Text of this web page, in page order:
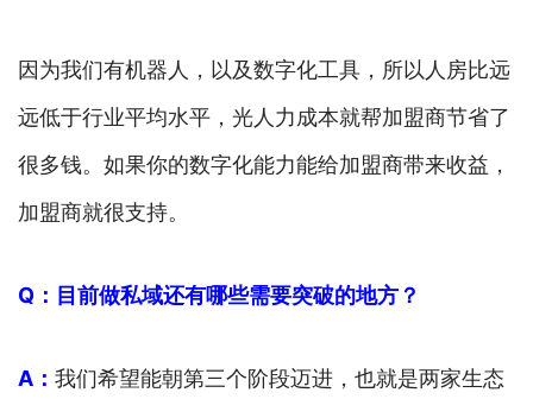
因为我们有机器人，以及数字化工具，所以人房比远
远低于行业平均水平，光人力成本就帮加盟商节省了
很多钱。如果你的数字化能力能给加盟商带来收益，
加盟商就很支持。
Q：目前做私域还有哪些需要突破的地方？
A： 我们希望能朝第三个阶段迈进，也就是两家生态